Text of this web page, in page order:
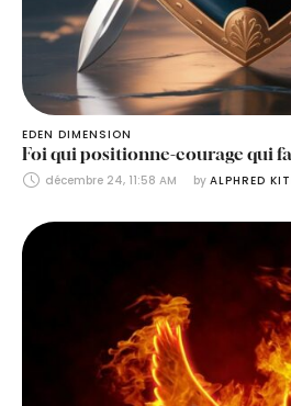
EDEN DIMENSION
Foi qui positionne-courage qui
décembre 24, 11:58 AM by ALPHRED